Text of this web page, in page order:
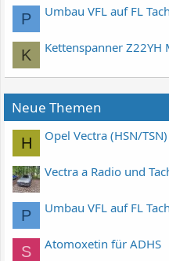
P Umbau VFL auf FL
K Kettenspanner Z22YH
Neue Themen
H Opel Vectra (HSN/
Vectra a Radio und
P Umbau VFL auf FL
S Atomoxetin für ADHS